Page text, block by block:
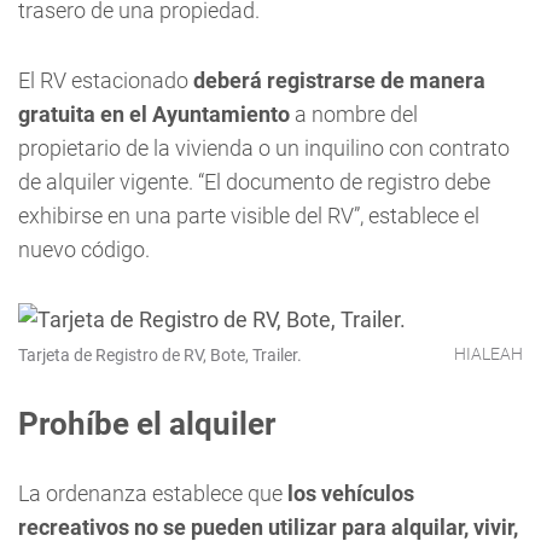
trasero de una propiedad.
El RV estacionadodeberá registrarse de manera
gratuita en el Ayuntamiento a nombre del
propietario de la vivienda o un inquilino con contrato
de alquiler vigente. “El documento de registro debe
exhibirse en una parte visible del RV”, establece el
nuevo código.
Tarjeta de Registro de RV, Bote, Trailer. HIALEAH
Prohíbe el alquiler
La ordenanza establece que los vehículos
recreativos no se pueden utilizar para alquilar, vivir,